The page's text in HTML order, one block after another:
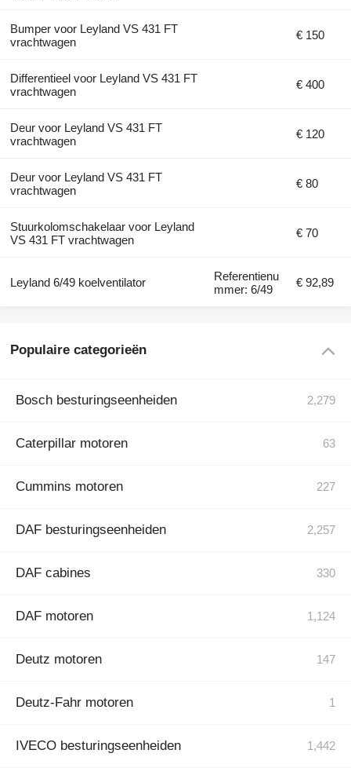
Bumper voor Leyland VS 431 FT
vrachtwagen
€ 150
Differentieel voor Leyland VS 431 FT
vrachtwagen
€ 400
Deur voor Leyland VS 431 FT
vrachtwagen
€ 120
Deur voor Leyland VS 431 FT
vrachtwagen
€ 80
Stuurkolomschakelaar voor Leyland
VS 431 FT vrachtwagen
€ 70
Leyland 6/49 koelventilator
Referentienu
mmer: 6/49
€ 92,89
Populaire categorieën
Bosch besturingseenheiden
Caterpillar motoren
Cummins motoren
DAF besturingseenheiden
DAF cabines
DAF motoren
Deutz motoren
Deutz-Fahr motoren
IVECO besturingseenheiden